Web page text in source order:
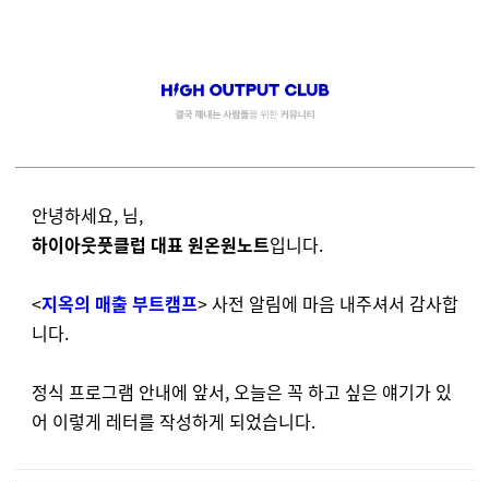
안녕하세요, 님,
하이아웃풋클럽 대표 원온원노트입니다.
<지옥의 매출 부트캠프> 사전 알림에 마음 내주셔서 감사합
니다.
정식 프로그램 안내에 앞서, 오늘은 꼭 하고 싶은 얘기가 있
어 이렇게 레터를 작성하게 되었습니다.